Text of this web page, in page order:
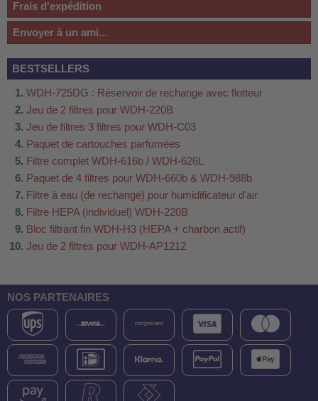
Frais d'expédition
Envoyer à un ami...
BESTSELLERS
WDH-725DG : Réservoir de rechange avec flotteur
Jeu de 2 filtres pour WDH-220B
Jeu de filtres 3 filtres pour WDH-C03
Paquet de cartouches parfumées
Filtre complet WDH-616b / WDH-626L
Paquet de 4 filtres pour WDH-660b & WDH-988b
Filtre à eau (de rechange) pour humidificateur d'air
Filtre HEPA (individuel) WDH-220B
Bloc filtrant fin WDH-H3 (HEPA + charbon actif)
Jeu de 2 filtres pour WDH-AP1212
NOS PARTENAIRES